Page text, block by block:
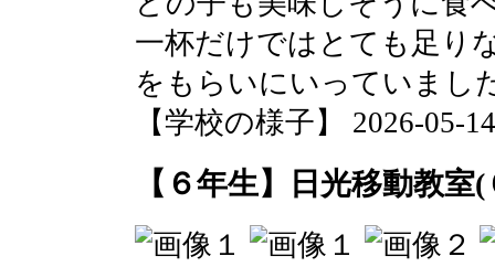
一杯だけではとても足り
をもらいにいっていまし
【学校の様子】 2026-05-
【６年生】日光移動教室(